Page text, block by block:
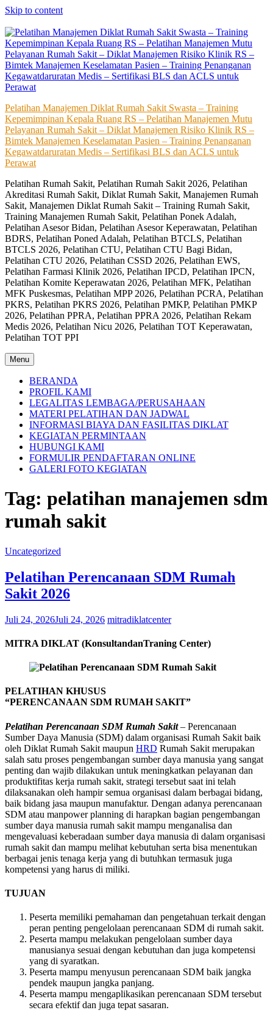
Skip to content
Pelatihan Manajemen Diklat Rumah Sakit Swasta – Training
Kepemimpinan Kepala Ruang RS – Pelatihan Manajemen Mutu
Pelayanan Rumah Sakit – Diklat Manajemen Risiko Klinik RS –
Bimtek Manajemen Keselamatan Pasien – Training Penanganan
Kegawatdaruratan Medis – Sertifikasi BLS dan ACLS untuk
Perawat
Pelatihan Rumah Sakit, Pelatihan Rumah Sakit 2026, Pelatihan
Akreditasi Rumah Sakit, Diklat Rumah Sakit, Manajemen Rumah
Sakit, Manajemen Diklat Rumah Sakit – Training Rumah Sakit,
Training Manajemen Rumah Sakit, Pelatihan Ponek Adalah,
Pelatihan Asesor Bidan, Pelatihan Asesor Keperawatan, Pelatihan
BDRS, Pelatihan Poned Adalah, Pelatihan BTCLS, Pelatihan
BTCLS 2026, Pelatihan CTU, Pelatihan CTU Bagi Bidan,
Pelatihan CTU 2026, Pelatihan CSSD 2026, Pelatihan EWS,
Pelatihan Farmasi Klinik 2026, Pelatihan IPCD, Pelatihan IPCN,
Pelatihan Komite Keperawatan 2026, Pelatihan MFK, Pelatihan
MFK Puskesmas, Pelatihan MPP 2026, Pelatihan PCRA, Pelatihan
PKRS, Pelatihan PKRS 2026, Pelatihan PMKP, Pelatihan PMKP
2026, Pelatihan PPRA, Pelatihan PPRA 2026, Pelatihan Rekam
Medis 2026, Pelatihan Nicu 2026, Pelatihan TOT Keperawatan,
Pelatihan TOT PPI
Menu
BERANDA
PROFIL KAMI
LEGALITAS LEMBAGA/PERUSAHAAN
MATERI PELATIHAN DAN JADWAL
INFORMASI BIAYA DAN FASILITAS DIKLAT
KEGIATAN PERMINTAAN
HUBUNGI KAMI
FORMULIR PENDAFTARAN ONLINE
GALERI FOTO KEGIATAN
Tag: pelatihan manajemen sdm
rumah sakit
Uncategorized
Pelatihan Perencanaan SDM Rumah
Sakit 2026
Juli 24, 2026Juli 24, 2026 mitradiklatcenter
MITRA DIKLAT (KonsultandanTraning Center)
PELATIHAN KHUSUS
“PERENCANAAN SDM RUMAH SAKIT”
Pelatihan Perencanaan SDM Rumah Sakit– Perencanaan
Sumber Daya Manusia (SDM) dalam organisasi Rumah Sakit baik
oleh Diklat Rumah Sakit maupun HRD Rumah Sakit merupakan
salah satu proses pengembangan sumber daya manusia yang sangat
penting dan wajib dilakukan untuk meningkatkan pelayanan dan
produktifitas kerja rumah sakit, strategi tersebut saat ini telah
dilaksanakan oleh hampir semua organisasi dalam berbagai bidang,
baik bidang jasa maupun manufaktur. Dengan adanya perencanaan
SDM atau manpower planning di harapkan bagian pengembangan
sumber daya manusia rumah sakit mampu menganalisa dan
mengevaluasi keberadaan sumber daya manusia di dalam organisasi
rumah sakit dan mampu melihat kebutuhan serta bisa menentukan
berbagai jenis tenaga kerja yang di butuhkan termasuk juga
kompetensi yang harus di miliki.
TUJUAN
Peserta memiliki pemahaman dan pengetahuan terkait dengan
peran penting pengelolaan perencanaan SDM di rumah sakit.
Peserta mampu melakukan pengelolaan sumber daya
manusianya sesuai dengan kebutuhan dan juga kompetensi
yang di syaratkan.
Peserta mampu menyusun perencanaan SDM baik jangka
pendek maupun jangka panjang.
Peserta mampu mengaplikasikan perencanaan SDM tersebut
secara efektif dan juga tepat sasaran.